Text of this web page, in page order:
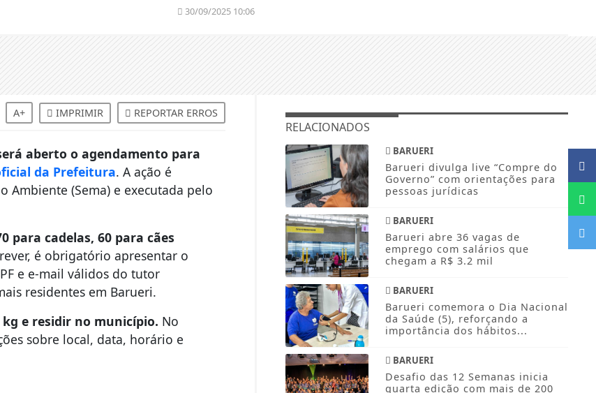
30/09/2025 10:06
A+ IMPRIMIR REPORTAR ERROS
aberto o agendamento para
da Prefeitura. A ação é
Ambiente (Sema) e executada pelo
para cadelas, 60 para cães
é obrigatório apresentar o
e e-mail válidos do tutor
residentes em Barueri.
kg e residir no município. No
sobre local, data, horário e
RELACIONADOS
BARUERI
Barueri divulga live “Compre do
Governo” com orientações para
pessoas jurídicas
BARUERI
Barueri abre 36 vagas de
emprego com salários que
chegam a R$ 3.2 mil
BARUERI
Barueri comemora o Dia Nacional
da Saúde (5), reforçando a
importância dos hábitos...
BARUERI
Desafio das 12 Semanas inicia
quarta edição com mais de 200